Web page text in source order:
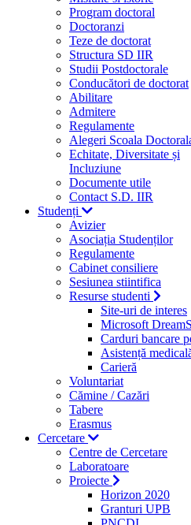
Program doctoral
Doctoranzi
Teze de doctorat
Structura SD IIR
Studii Postdoctorale
Conducători de doctorat
Abilitare
Admitere
Regulamente
Alegeri Scoala
Echitate, Diversitate și
Incluziune
Documente utile
Contact S.D. IIR
Studenți
Avizier
Asociația Studenților
Regulamente
Cabinet consiliere
Sesiunea stiintifica
Resurse studenti
Site-uri de interes
Microsoft
Carduri bancare
Asistență
Carieră
Voluntariat
Cămine / Cazări
Tabere
Erasmus
Cercetare
Centre de Cercetare
Laboratoare
Proiecte
Horizon 2020
Granturi UPB